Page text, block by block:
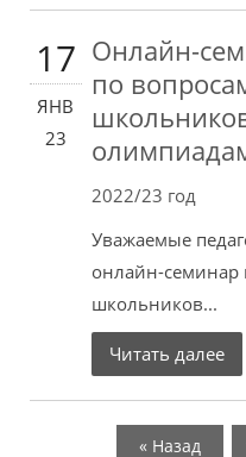
17
ЯНВ
23
Онлайн-
по
2022/23 год
Уважаемые
онлайн-семинар
школьников...
Читать далее
« Назад